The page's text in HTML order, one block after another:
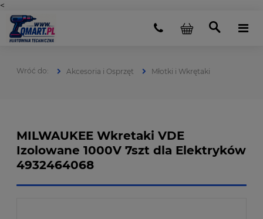
<
Akcesoria i Osprzęt Młotki i Wkrętaki
MILWAUKEE Wkretaki VDE
Izolowane 1000V 7szt dla Elektryków
4932464068